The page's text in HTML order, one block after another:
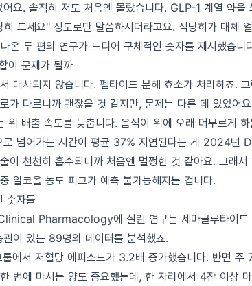
어요. 솔직히 저도 처음엔 몰랐습니다. GLP-1 계열 약을
드세요" 정도로만 말씀하시더라고요. 적당히가 대체
두 편의 연구가 드디어 구체적인 숫자를 제시했습니
이 문제가 될까
대사되지 않습니다. 펩타이드 분해 효소가 처리하죠.
가 다르니까 괜찮을 것 같지만, 문제는 다른 데 있었어
위 배출 속도를 늦춥니다. 음식이 위에 오래 머무르게
로 넘어가는 시간이 평균 37% 지연된다는 게 2024년
이 천천히 흡수되니까 처음엔 멀쩡한 것 같아요. 그래
알코올 농도 피크가 예측 불가능해지는 겁니다.
숫자들
Pharmacology에 실린 연구는 세마글루타이드
이 있는 89명의 데이터를 분석했죠.
에서 저혈당 에피소드가 3.2배 증가했습니다. 반면 주
번에 마시는 양도 중요했는데, 한 자리에서 4잔 이상